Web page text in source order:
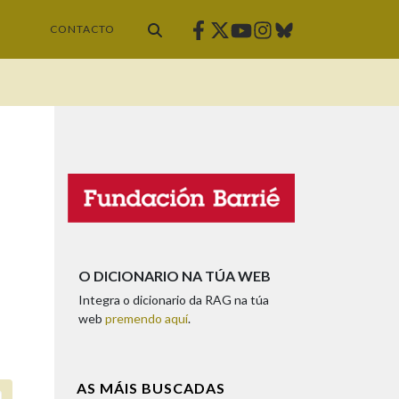
CONTACTO Facebook
Twitter
Youtube
Instagram
Bluesky
O DICIONARIO NA TÚA WEB
Integra o dicionario da RAG na túa
web premendo aquí.
AS MÁIS BUSCADAS